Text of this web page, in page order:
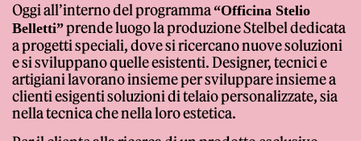
Giornale
Oggi all’interno del programma “Officina Stelio
Belletti”prende luogo la produzione Stelbel dedicata
a progetti speciali, dove si ricercano nuove soluzioni
e si sviluppano quelle esistenti. Designer, tecnici e
artigiani lavorano insieme per sviluppare insieme a
clienti esigenti soluzioni di telaio personalizzate, sia
nella tecnica che nella loro estetica.